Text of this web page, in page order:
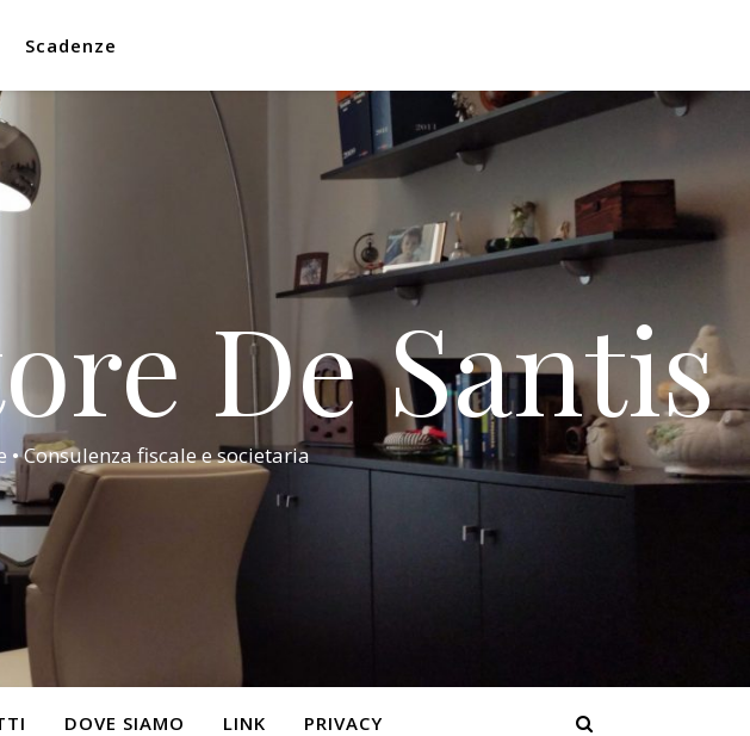
Scadenze
De Santis
Consulenza fiscale e societaria
DOVE SIAMO LINK PRIVACY